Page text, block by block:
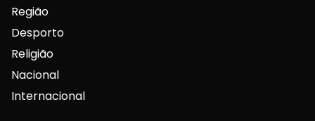
Região
Desporto
Religião
Nacional
Internacional